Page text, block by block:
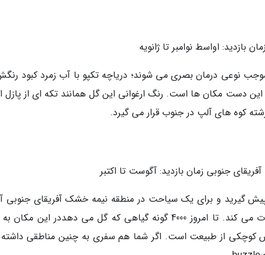
نوعی درمان بصری می شوند؛ دریاچه تکپو با آب زمرد کبود
دست مکان ها است. رنگ ارغوانی این گل همانند تکه ای از
کوه های آلپ در جنوب قرار می گیرد.
گیرید و برای یک سیاحت در منطقه نیمه خشک آفریقای جنوبی
شوید. جلوه پرنشاط گل های وحشی شما را مبهوت می کند. تا امروز 4000 گونه گیاهی که گل می دهددر این
کوچکی از طبیعت است. اگر شما هم سفری به چنین مناطقی داشته